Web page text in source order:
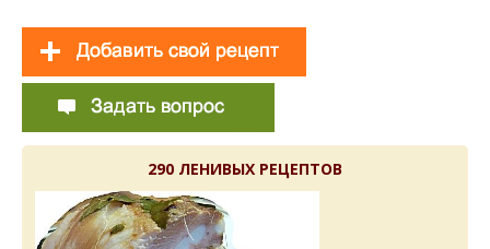
290 ЛЕНИВЫХ РЕЦЕПТОВ